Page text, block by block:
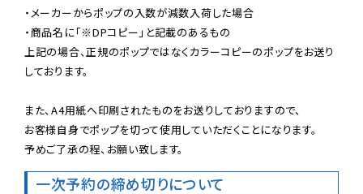
・メーカーからポップの入数が減数入荷した場合
・商品名に「※DPコピー」と記載のあるもの
上記の場合、正規のポップではなくカラーコピーのポップをお送り
しております。
また、A4用紙へ印刷されたものをお送りしておりますので、
お客様自身でポップを切って使用していただくことになります。
予めご了承の程、お願い致します。
一次予約の締め切りについて